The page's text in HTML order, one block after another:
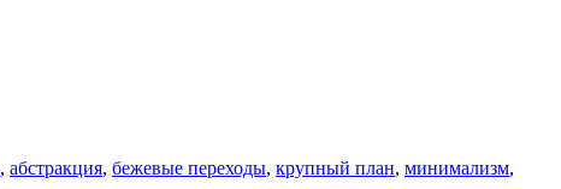
, абстракция, бежевые переходы, крупный план, минимализм,